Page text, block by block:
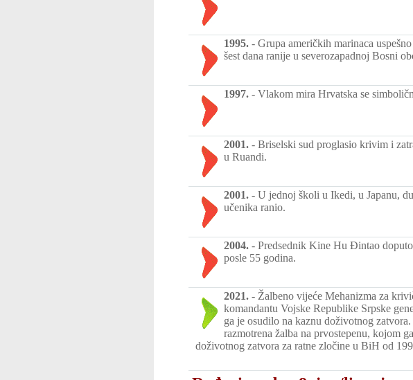
1995. - Grupa američkih marinaca
šest dana ranije u severozapadnoj Bosni
1997. - Vlakom mira Hrvatska se
2001. - Briselski sud proglasio krivim i
u Ruandi.
2001. - U jednoj školi u Ikedi, u Japanu,
učenika ranio.
2004. - Predsednik Kine Hu Đintao
posle 55 godina.
2021. - Žalbeno vijeće Mehanizma za
komandantu Vojske Republike Srpske
ga je osudilo na kaznu doživotnog
razmotrena žalba na prvostepenu, kojom
doživotnog zatvora za ratne zločine u BiH od